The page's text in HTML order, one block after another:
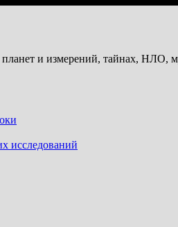
и измерений, тайнах, НЛО,
исследований